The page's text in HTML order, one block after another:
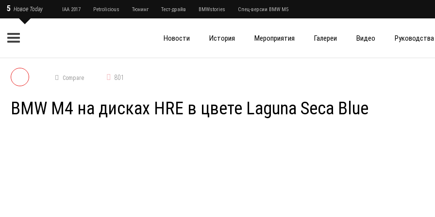
5 Новое Today IAA 2017 Petrolicious Тюнинг Тест-драйв BMWstories Спец-версии BMW M5
Новости История Мероприятия Галереи Видео Руководства
Compare 801
BMW M4 на дисках HRE в цвете Laguna Seca Blue